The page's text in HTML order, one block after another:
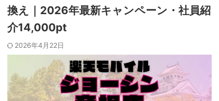
換え｜2026年最新キャンペーン・社員紹
介14,000pt
2026年4月22日